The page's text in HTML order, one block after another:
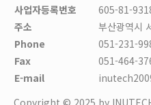
사업자등록번호
605-81-
주소
부산광역시
Phone
051-231-
Fax
051-464-
E-mail
Copyright © 2025 by